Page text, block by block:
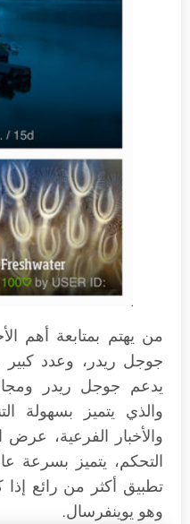
جوجل ريدر، وعدد
والذي يتميز بسهولة
والأخبار الفرعية، عرض
التحكم، يتميز بسرعة
تطبيق أكثر من رائع
وهو يوينفرسال.